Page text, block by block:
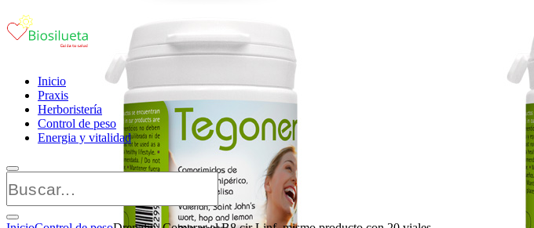
Inicio
Praxis
Herboristería
Control de peso
Energia y vitalidad